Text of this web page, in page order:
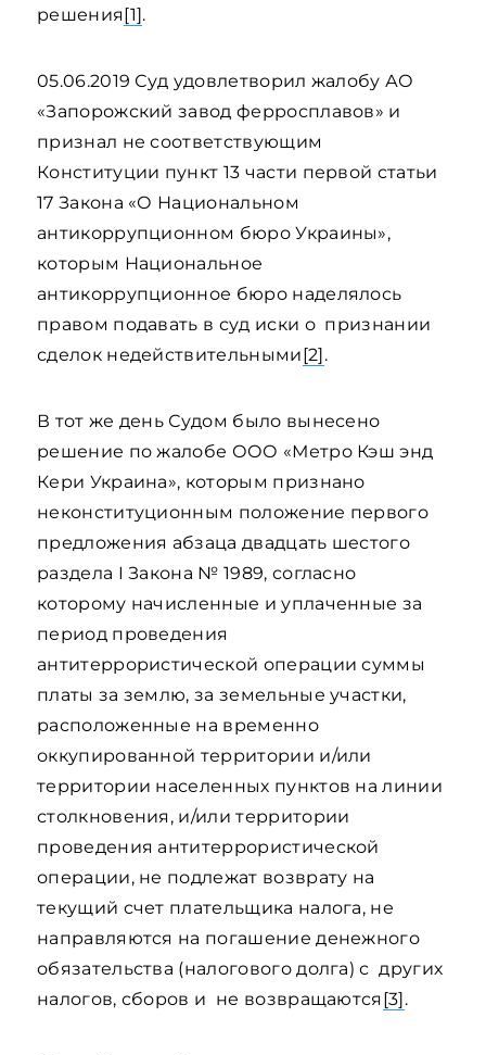
решения[1].
05.06.2019 Суд удовлетворил жалобу АО
«Запорожский завод ферросплавов» и
признал не соответствующим
Конституции пункт 13 части первой статьи
17 Закона «О Национальном
антикоррупционном бюро Украины»,
которым Национальное
антикоррупционное бюро наделялось
правом подавать в суд иски о признании
сделок недействительными[2].
В тот же день Судом было вынесено
решение по жалобе ООО «Метро Кэш энд
Кери Украина», которым признано
неконституционным положение первого
предложения абзаца двадцать шестого
раздела I Закона № 1989, согласно
которому начисленные и уплаченные за
период проведения
антитеррористической операции суммы
платы за землю, за земельные участки,
расположенные на временно
оккупированной территории и/или
территории населенных пунктов на линии
столкновения, и/или территории
проведения антитеррористической
операции, не подлежат возврату на
текущий счет плательщика налога, не
направляются на погашение денежного
обязательства (налогового долга) с других
налогов, сборов и не возвращаются [3].